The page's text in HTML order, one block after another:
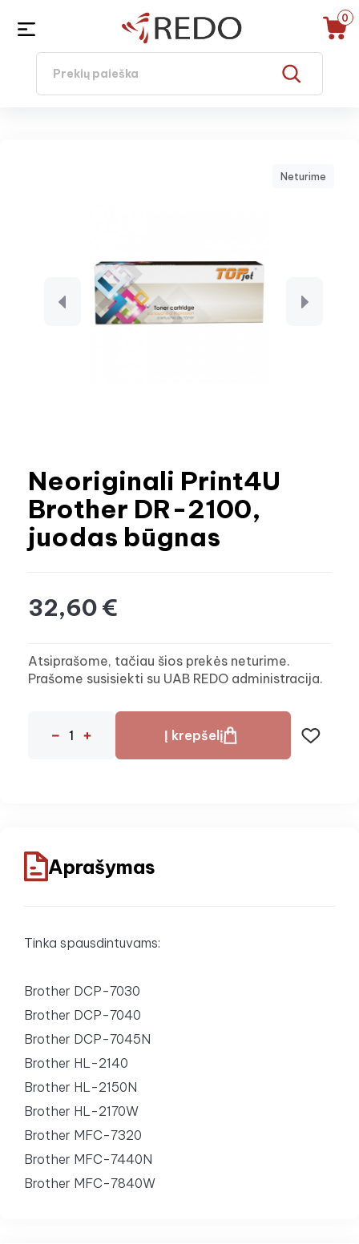
0
Neturime
Neoriginali Print4U
Brother DR-2100,
juodas būgnas
32,60 €
Atsiprašome, tačiau šios prekės neturime.
Prašome susisiekti su UAB REDO administracija.
Į krepšelį
Aprašymas
Tinka spausdintuvams:
Brother DCP-7030
Brother DCP-7040
Brother DCP-7045N
Brother HL-2140
Brother HL-2150N
Brother HL-2170W
Brother MFC-7320
Brother MFC-7440N
Brother MFC-7840W